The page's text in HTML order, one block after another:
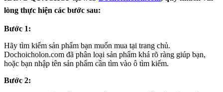
lòng thực hiện các bước sau:
Bước 1:
Hãy tìm kiếm sản phẩm bạn muốn mua tại trang chủ.
Dochoicholon.com đã phân loại sản phẩm khá rõ ràng giúp bạn,
hoặc bạn nhập tên sản phẩm cần tìm vào ô tìm kiếm.
Bước 2: